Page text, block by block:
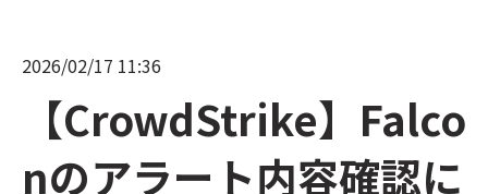
2026/02/17 11:36
【CrowdStrike】Falco
nのアラート内容確認に